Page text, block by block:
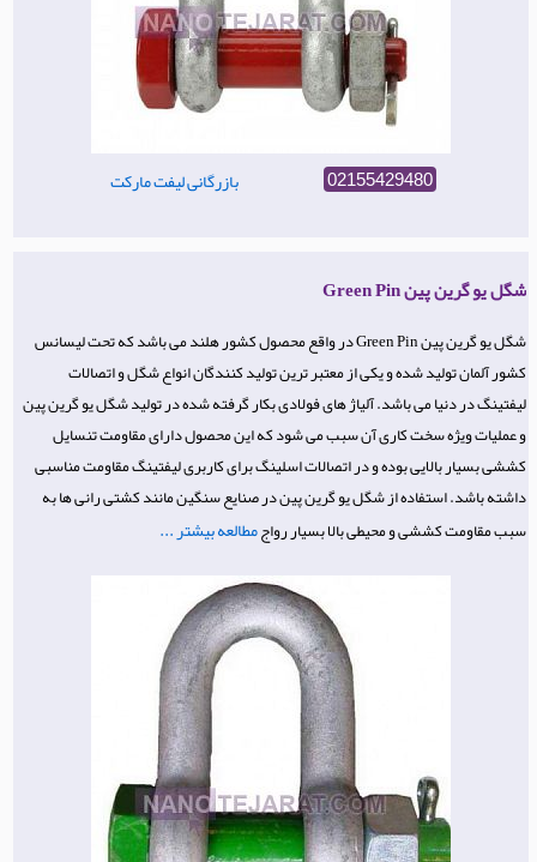
بازرگانی لیفت مارکت 02155429480
شگل یو گرین پین Green Pin
شگل یو گرین پین Green Pin در واقع محصول کشور هلند می باشد که تحت لیسانس
کشور آلمان تولید شده و یکی از معتبر ترین تولید کنندگان انواع شگل و اتصالات
لیفتینگ در دنیا می باشد. آلیاژ های فولادی بکار گرفته شده در تولید شگل یو گرین پین
و عملیات ویژه سخت کاری آن سبب می شود که این محصول دارای مقاومت تنسایل
کششی بسیار بالایی بوده و در اتصالات اسلینگ برای کاربری لیفتینگ مقاومت مناسبی
داشته باشد. استفاده از شگل یو گرین پین در صنایع سنگین مانند کشتی رانی ها به
سبب مقاومت کششی و محیطی بالا بسیار رواجمطالعه بیشتر ...